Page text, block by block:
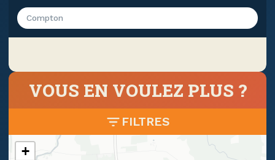
Compton
VOUS EN VOULEZ PLUS ?
FILTRES
+